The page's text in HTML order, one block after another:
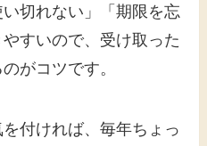
切れない」「期限を忘
すいので、受け取った
がコツです。
付ければ、毎年ちょっ